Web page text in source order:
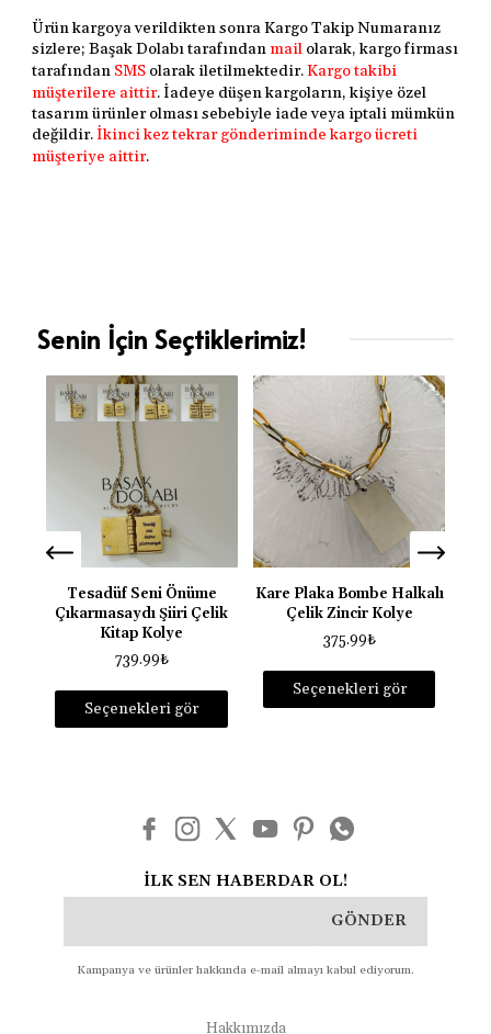
Ürün kargoya verildikten sonra Kargo Takip Numaranız
sizlere; Başak Dolabı tarafındanmailolarak, kargo firması
tarafındanSMSolarak iletilmektedir.Kargo takibi
müşterilere aittir. İadeye düşen kargoların, kişiye özel
tasarım ürünler olması sebebiyle iade veya iptali mümkün
değildir.İkinci kez tekrar gönderiminde kargo ücreti
müşteriye aittir.
Senin İçin Seçtiklerimiz!
Tesadüf Seni Önüme
Çıkarmasaydı Şiiri Çelik
Kitap Kolye
739.99₺
Seçenekleri gör
Kare Plaka Bombe Halkalı
Çelik Zincir Kolye
375.99₺
Seçenekleri gör
İLK SEN HABERDAR OL!
GÖNDER
Kampanya ve ürünler hakkında e-mail almayı kabul ediyorum.
Hakkımızda